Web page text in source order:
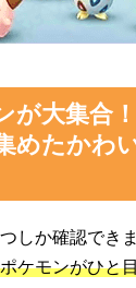
が大集合
めたかわ
しか確認でき
ケモンがひと